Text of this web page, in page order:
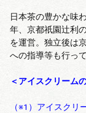
日本茶の豊かな味
年、京都祇園辻利
を運営。独立後は
への指導等も行って
＜アイスクリーム
（※1）アイスクリ